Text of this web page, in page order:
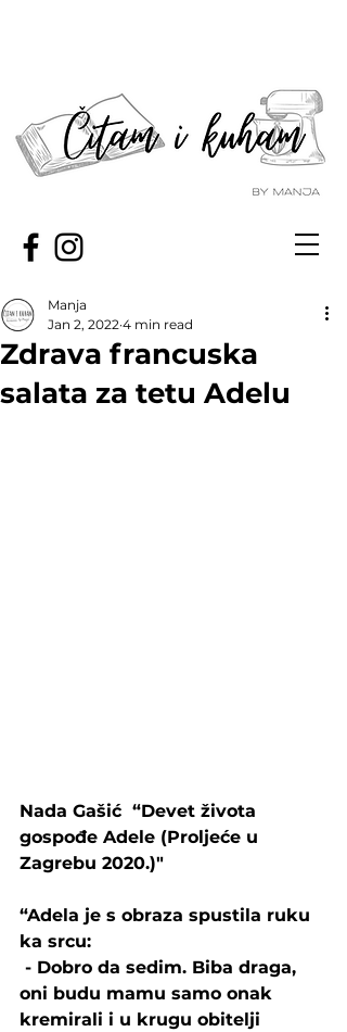
Zdrava francuska
salata za tetu Adelu
Manja
Jan 2, 2022 4 min read
Nada Gašić  “Devet života
gospođe Adele (Proljeće u
Zagrebu 2020.)"
“Adela je s obraza spustila ruku
ka srcu:
oni budu mamu samo onak
kremirali i u krugu obitelji